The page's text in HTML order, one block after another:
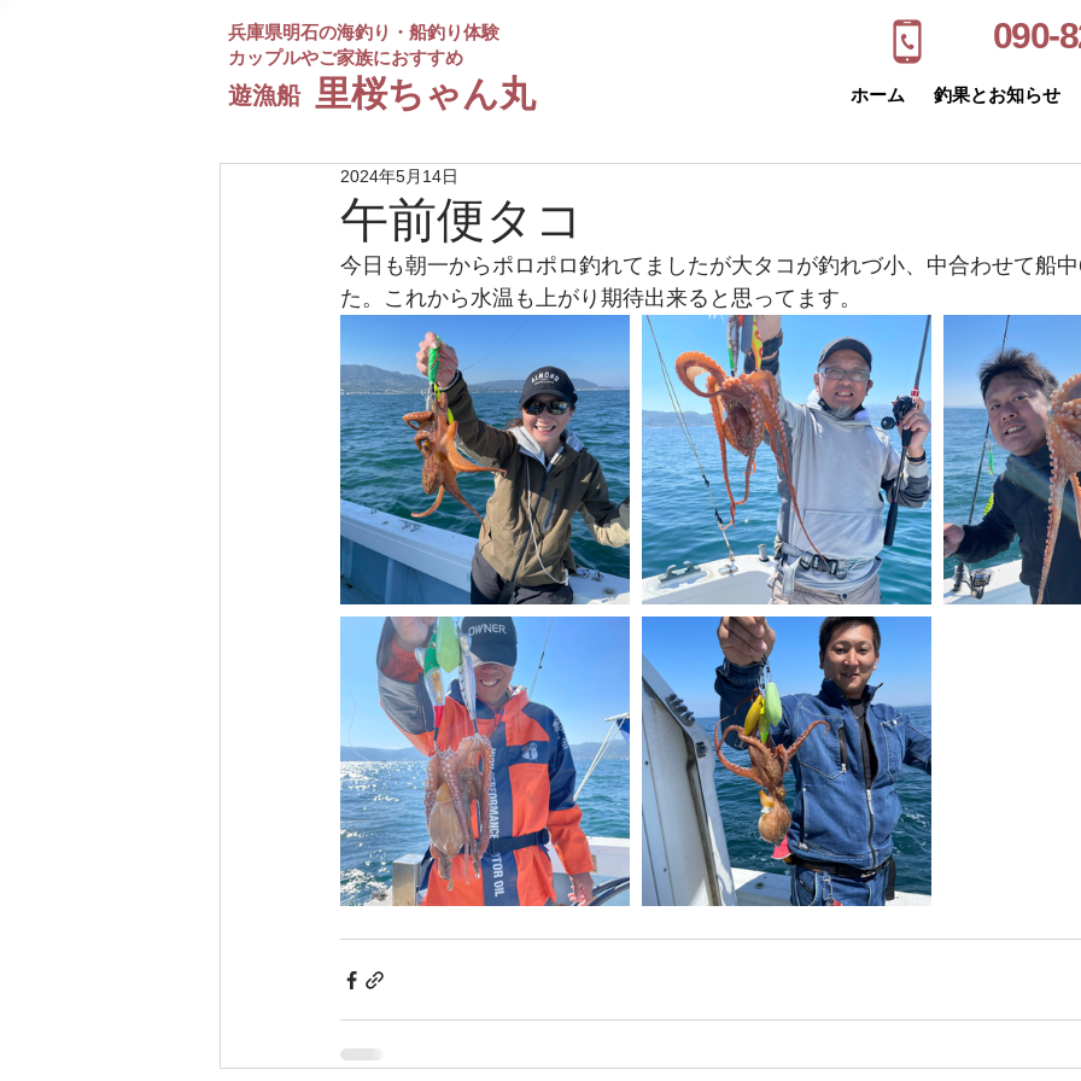
兵庫県明石の海釣り・船釣り体験
カップルやご家族におすすめ
遊漁船 ​里桜ちゃん丸
090-
ホーム 釣果とお知らせ
午前便タコ
2024年5月14日
今日も朝一からポロポロ釣れてましたが大タコが釣れづ小、中合わせて船
た。これから水温も上がり期待出来ると思ってます。